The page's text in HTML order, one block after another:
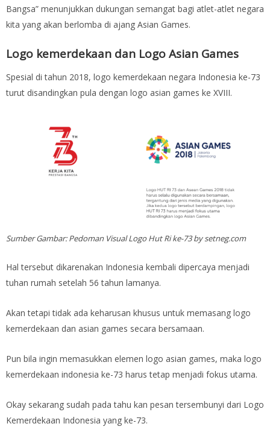
Bangsa” menunjukkan dukungan semangat bagi atlet-atlet negara
kita yang akan berlomba di ajang Asian Games.
Logo kemerdekaan dan Logo Asian Games
Spesial di tahun 2018, logo kemerdekaan negara Indonesia ke-73
turut disandingkan pula dengan logo asian games ke XVIII.
Sumber Gambar: Pedoman Visual Logo Hut Ri ke-73 by setneg.com
Hal tersebut dikarenakan Indonesia kembali dipercaya menjadi
tuhan rumah setelah 56 tahun lamanya.
Akan tetapi tidak ada keharusan khusus untuk memasang logo
kemerdekaan dan asian games secara bersamaan.
Pun bila ingin memasukkan elemen logo asian games, maka logo
kemerdekaan indonesia ke-73 harus tetap menjadi fokus utama.
Okay sekarang sudah pada tahu kan pesan tersembunyi dari Logo
Kemerdekaan Indonesia yang ke-73.